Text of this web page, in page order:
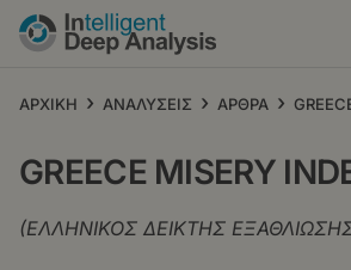
Παράκαμψη
προς
κυρίως
ΑΡΧΙΚΗ › ΑΝΑΛΥΣΕΙΣ › ΑΡΘΡΑ ›
GREECE MISERY
(ΕΛΛΗΝΙΚΟΣ ΔΕΙΚΤΗΣ